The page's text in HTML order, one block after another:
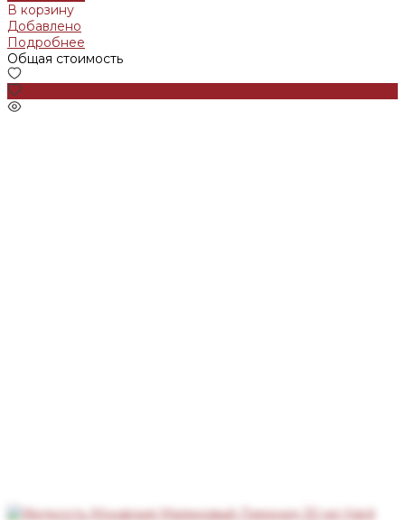
В корзину
Добавлено
Подробнее
Общая стоимость